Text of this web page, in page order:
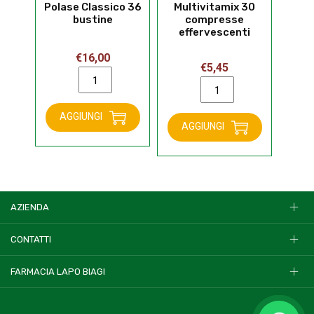
Polase Classico 36
bustine
€16,00
Polase
36
bustine
quantità
AGGIUNGI
Multivitamix 30
compresse
effervescenti
€5,45
Multivitamix
compresse
effervescenti
quantità
AGGIUNGI
AZIENDA
CONTATTI
FARMACIA LAPO BIAGI